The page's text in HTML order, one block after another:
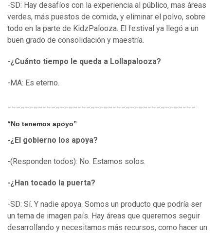
-SD: Hay desafíos con la experiencia al público, mas áreas
verdes, más puestos de comida, y eliminar el polvo, sobre
todo en la parte de KidzPalooza. El festival ya llegó a un
buen grado de consolidación y maestría.
-¿Cuánto tiempo le queda a Lollapalooza?
-MA: Es eterno.
“No tenemos apoyo”
-¿El gobierno los apoya?
-(Responden todos): No. Estamos solos.
-¿Han tocado la puerta?
-SD: Sí. Y nadie apoya. Somos un producto que podría ser
un tema de imagen país. Hay áreas que queremos seguir
desarrollando y necesitamos más recursos, como hacer un